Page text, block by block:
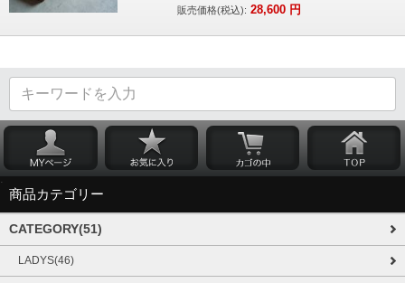
販売価格(税込): 28,600 円
商品カテゴリー
CATEGORY(51)
LADYS(46)